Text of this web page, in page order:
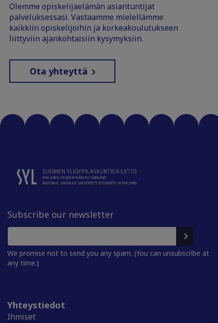
Olemme opiskelijaelämän asiantuntijat
palveluksessasi. Vastaamme mielellämme
kaikkiin opiskelijoihin ja korkeakoulutukseen
liittyviin ajankohtaisiin kysymyksiin.
Ota yhteyttä
Subscribe our newsletter
We promise not to send you any spam. (You can unsubscribe at
any time.)
Yhteystiedot
Ihmiset